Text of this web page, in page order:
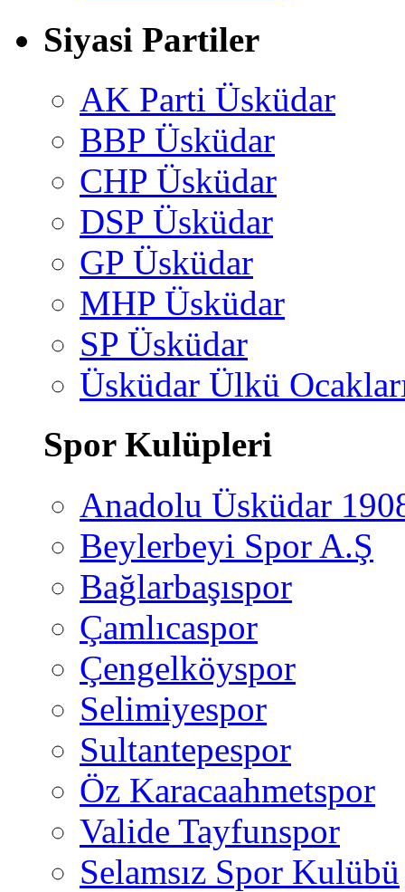
Siyasi Partiler
AK Parti Üsküdar
BBP Üsküdar
CHP Üsküdar
DSP Üsküdar
GP Üsküdar
MHP Üsküdar
SP Üsküdar
Üsküdar Ülkü
Spor Kulüpleri
Anadolu Üsküdar
Beylerbeyi Spor A.Ş
Bağlarbaşıspor
Çamlıcaspor
Çengelköyspor
Selimiyespor
Sultantepespor
Öz Karacaahmetspor
Valide Tayfunspor
Selamsız Spor Kulübü